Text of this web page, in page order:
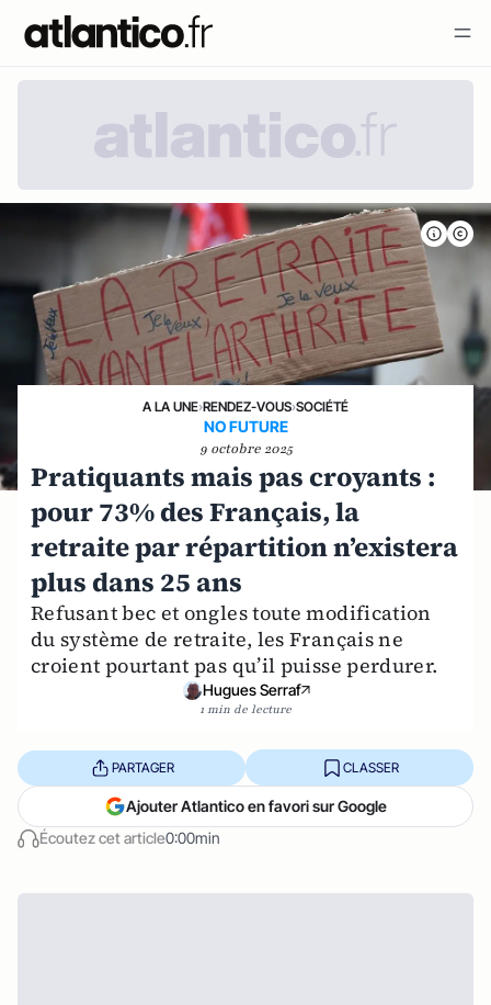
A LA UNE›RENDEZ-VOUS›SOCIÉTÉ
NO FUTURE
9 octobre 2025
Pratiquants mais pas croyants :
pour 73% des Français, la
retraite par répartition n’existera
plus dans 25 ans
Refusant bec et ongles toute modification
du système de retraite, les Français ne
croient pourtant pas qu’il puisse perdurer.
Hugues Serraf
1 min de lecture
Écoutez cet article0:00min
PARTAGER CLASSER
Ajouter Atlantico en favori sur Google